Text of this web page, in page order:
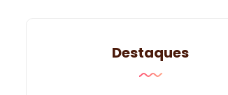
Destaques